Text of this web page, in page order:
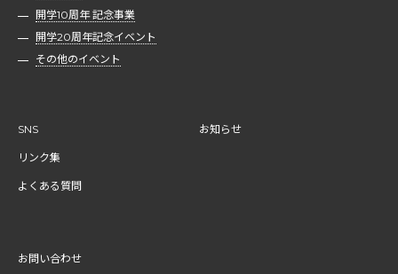
開学10周年 記念事業
開学20周年記念イベント
その他のイベント
SNS
リンク集
よくある質問
お知らせ
お問い合わせ